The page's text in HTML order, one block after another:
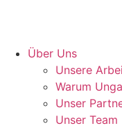
Über Uns
Unsere
Warum
Unser
Unser Team